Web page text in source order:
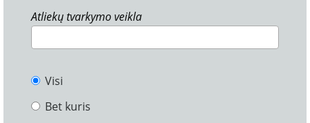
Atliekų tvarkymo veikla
Visi
Bet kuris